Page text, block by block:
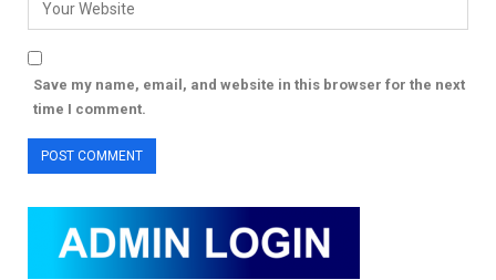
Save my name, email, and website in this browser for the next
time I comment.